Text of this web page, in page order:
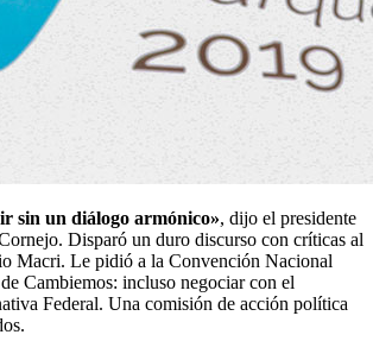
sin un diálogo armónico», dijo el presidente
Disparó un duro discurso con críticas al
Macri. Le pidió a la Convención Nacional
Cambiemos: incluso negociar con el
Federal. Una comisión de acción política